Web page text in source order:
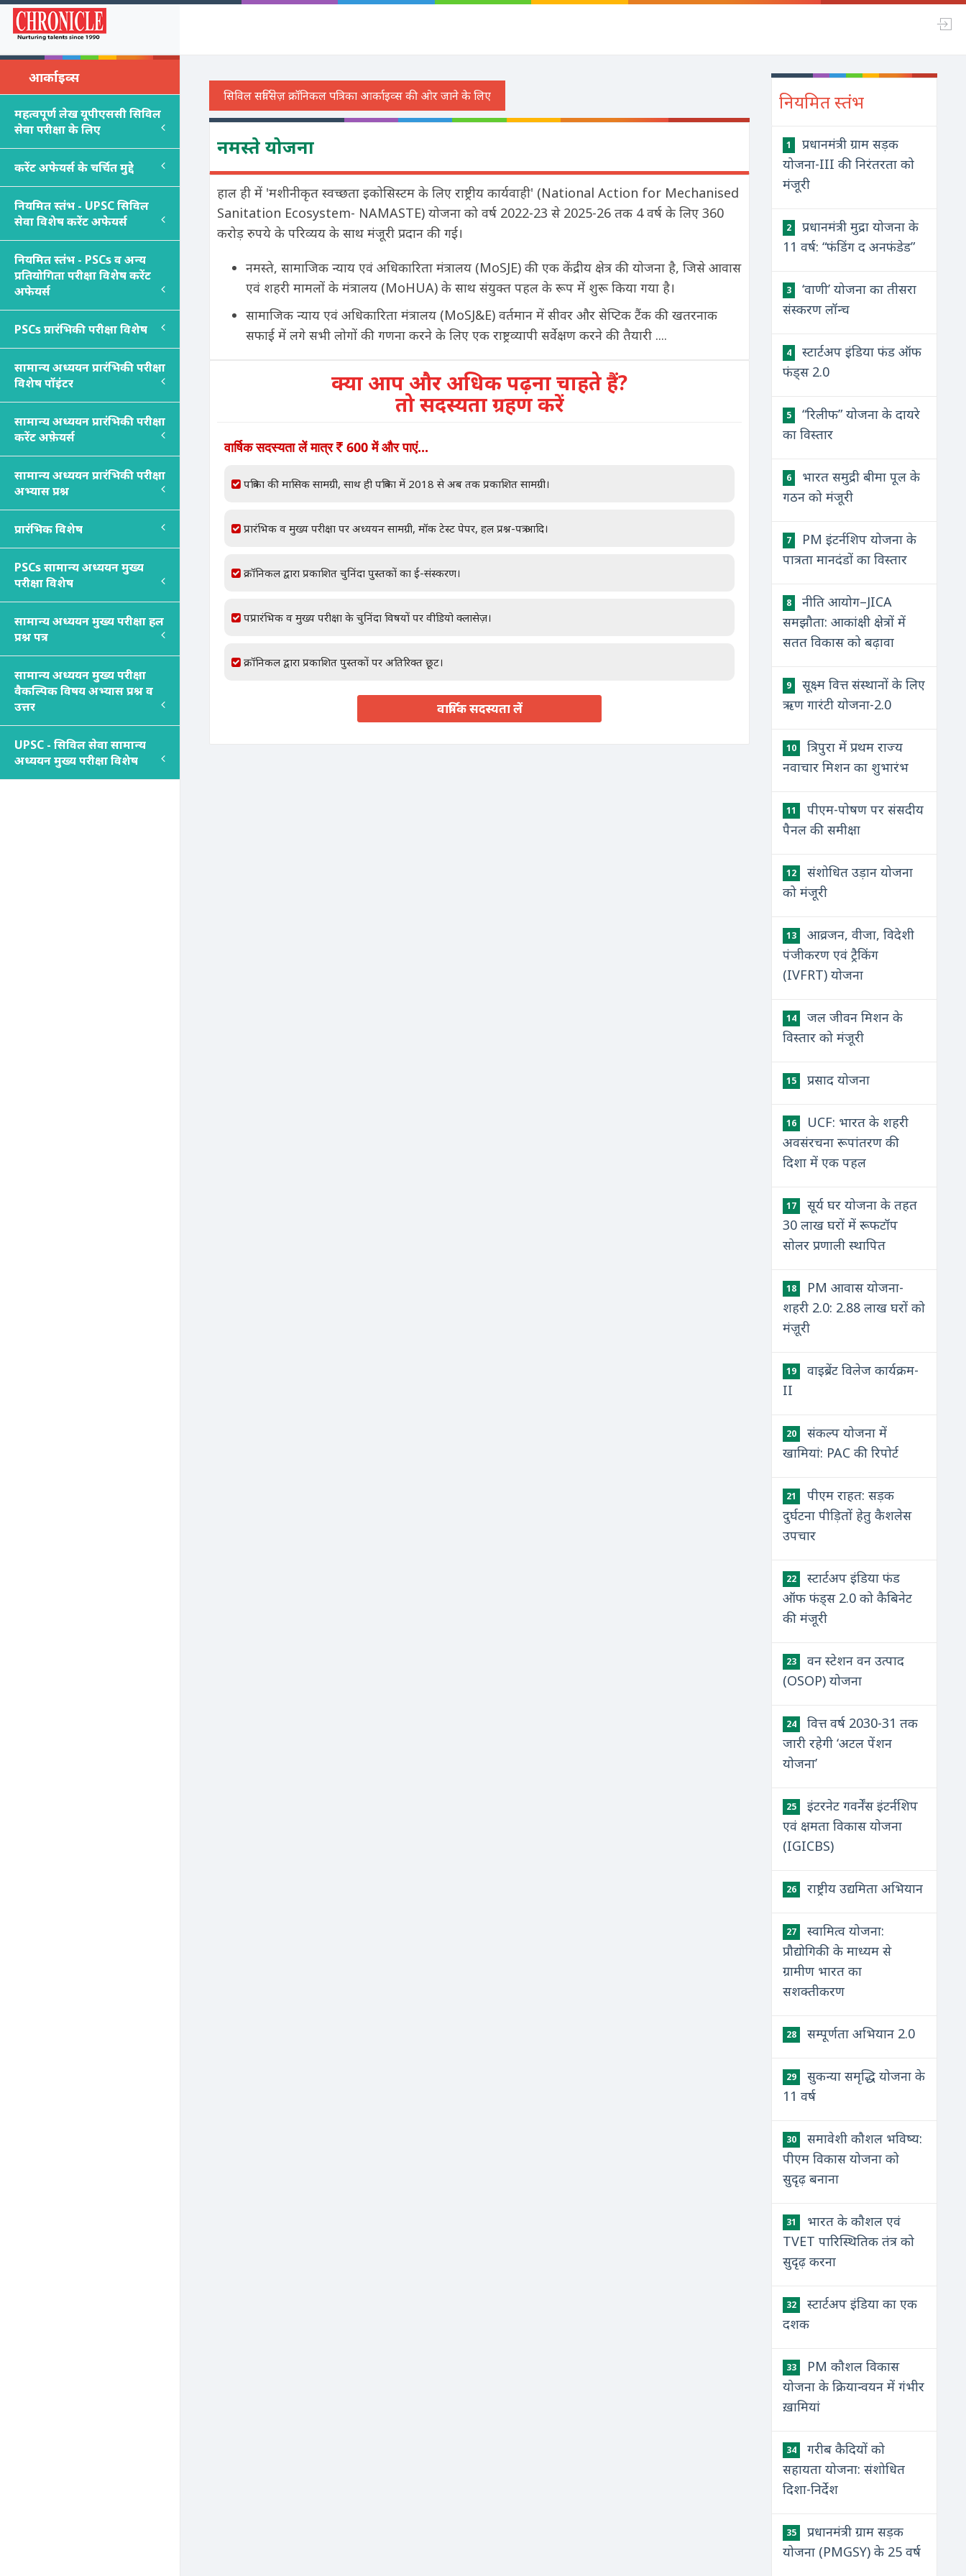
आर्काइव्स
महत्वपूर्ण लेख यूपीएससी सिविल
सेवा परीक्षा के लिए
करेंट अफेयर्स के चर्चित मुद्दे
नियमित स्तंभ - UPSC सिविल
सेवा विशेष करेंट अफेयर्स
नियमित स्तंभ - PSCsव अन्य
प्रतियोगिता परीक्षा विशेष करेंट
अफेयर्स
PSCsप्रारंभिकी परीक्षा विशेष
सामान्य अध्ययन प्रारंभिकी परीक्षा
विशेष पॉइंटर
सामान्य अध्ययन प्रारंभिकी परीक्षा
करेंट अफ़ेयर्स
सामान्य अध्ययन प्रारंभिकी परीक्षा
अभ्यास प्रश्न
प्रारंभिक विशेष
PSCsसामान्य अध्ययन मुख्य
परीक्षा विशेष
सामान्य अध्ययन मुख्य परीक्षा हल
प्रश्न पत्र
सामान्य अध्ययन मुख्य परीक्षा
वैकल्पिक विषय अभ्यास प्रश्न व
उत्तर
UPSC - सिविल सेवा सामान्य
अध्ययन मुख्य परीक्षा विशेष
नमस्ते योजना
हाल ही में 'मशीनीकृत स्वच्छता इकोसिस्टम के लिए राष्ट्रीय कार्यवाही' (National Action for Mechanised
Sanitation Ecosystem- NAMASTE) योजना को वर्ष 2022-23 से 2025-26 तक 4 वर्ष के लिए 360
करोड़ रुपये के परिव्यय के साथ मंजूरी प्रदान की गई।
नमस्ते, सामाजिक न्याय एवं अधिकारिता मंत्रालय (MoSJE) की एक केंद्रीय क्षेत्र की योजना है, जिसे आवास
एवं शहरी मामलों के मंत्रालय (MoHUA) के साथ संयुक्त पहल के रूप में शुरू किया गया है।
सामाजिक न्याय एवं अधिकारिता मंत्रालय (MoSJ&E) वर्तमान में सीवर और सेप्टिक टैंक की खतरनाक
सफाई में लगे सभी लोगों की गणना करने के लिए एक राष्ट्रव्यापी सर्वेक्षण करने की तैयारी ....
क्या आप और अधिक पढ़ना चाहते हैं?
तो सदस्यता ग्रहण करें
वार्षिक सदस्यता लें मात्र 600 में और पाएं...
पत्रिका की मासिक सामग्री, साथ ही पत्रिका में 2018 से अब तक प्रकाशित सामग्री।
प्रारंभिक व मुख्य परीक्षा पर अध्ययन सामग्री, मॉक टेस्ट पेपर, हल प्रश्न-पत्र आदि।
क्रॉनिकल द्वारा प्रकाशित चुनिंदा पुस्तकों का ई-संस्करण।
पप्रारंभिक व मुख्य परीक्षा के चुनिंदा विषयों पर वीडियो क्लासेज़।
क्रॉनिकल द्वारा प्रकाशित पुस्तकों पर अतिरिक्त छूट।
वार्षिक सदस्यता लें
नियमित स्तंभ
1
प्रधानमंत्री ग्राम सड़क
योजना-III की निरंतरता को
मंजूरी
2
प्रधानमंत्री मुद्रा योजना के
11 वर्ष: “फंडिंग द अनफंडेड”
3
‘वाणी’ योजना का तीसरा
संस्करण लॉन्च
4
स्टार्टअप इंडिया फंड ऑफ
फंड्स 2.0
5
“रिलीफ” योजना के दायरे
का विस्तार
6
भारत समुद्री बीमा पूल के
गठन को मंजूरी
7
PM इंटर्नशिप योजना के
पात्रता मानदंडों का विस्तार
8
नीति आयोग–JICA
समझौता: आकांक्षी क्षेत्रों में
सतत विकास को बढ़ावा
9
सूक्ष्म वित्त संस्थानों के लिए
ऋण गारंटी योजना-2.0
10
त्रिपुरा में प्रथम राज्य
नवाचार मिशन का शुभारंभ
11
पीएम-पोषण पर संसदीय
पैनल की समीक्षा
12
संशोधित उड़ान योजना
को मंजूरी
13
आव्रजन, वीजा, विदेशी
पंजीकरण एवं ट्रैकिंग
(IVFRT) योजना
14
जल जीवन मिशन के
विस्तार को मंजूरी
15 प्रसाद योजना
16
UCF: भारत के शहरी
अवसंरचना रूपांतरण की
दिशा में एक पहल
17
सूर्य घर योजना के तहत
30 लाख घरों में रूफटॉप
सोलर प्रणाली स्थापित
18
PM आवास योजना-
शहरी 2.0: 2.88 लाख घरों को
मंज़ूरी
19
वाइब्रेंट विलेज कार्यक्रम-
II
20
संकल्प योजना में
खामियां: PAC की रिपोर्ट
21
पीएम राहत: सड़क
दुर्घटना पीड़ितों हेतु कैशलेस
उपचार
22
स्टार्टअप इंडिया फंड
ऑफ फंड्स 2.0 को कैबिनेट
की मंजूरी
23
वन स्टेशन वन उत्पाद
(OSOP) योजना
24
वित्त वर्ष 2030-31 तक
जारी रहेगी ‘अटल पेंशन
योजना’
25
इंटरनेट गवर्नेंस इंटर्नशिप
एवं क्षमता विकास योजना
(IGICBS)
26 राष्ट्रीय उद्यमिता अभियान
27
स्वामित्व योजना:
प्रौद्योगिकी के माध्यम से
ग्रामीण भारत का
सशक्तीकरण
28 सम्पूर्णता अभियान 2.0
29
सुकन्या समृद्धि योजना के
11 वर्ष
30
समावेशी कौशल भविष्य:
पीएम विकास योजना को
सुदृढ़ बनाना
31
भारत के कौशल एवं
TVET पारिस्थितिक तंत्र को
सुदृढ़ करना
32
स्टार्टअप इंडिया का एक
दशक
33
PM कौशल विकास
योजना के क्रियान्वयन में गंभीर
ख़ामियां
34
गरीब कैदियों को
सहायता योजना: संशोधित
दिशा-निर्देश
35
प्रधानमंत्री ग्राम सड़क
योजना (PMGSY) के 25 वर्ष